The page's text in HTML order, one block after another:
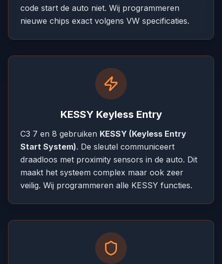
code start de auto niet. Wij programmeren
nieuwe chips exact volgens VW specificaties.
KESSY Keyless Entry
C3 7 en 8 gebruiken KESSY (Keyless Entry
Start System). De sleutel communiceert
draadloos met proximity sensors in de auto. Dit
maakt het systeem complex maar ook zeer
veilig. Wij programmeren alle KESSY functies.